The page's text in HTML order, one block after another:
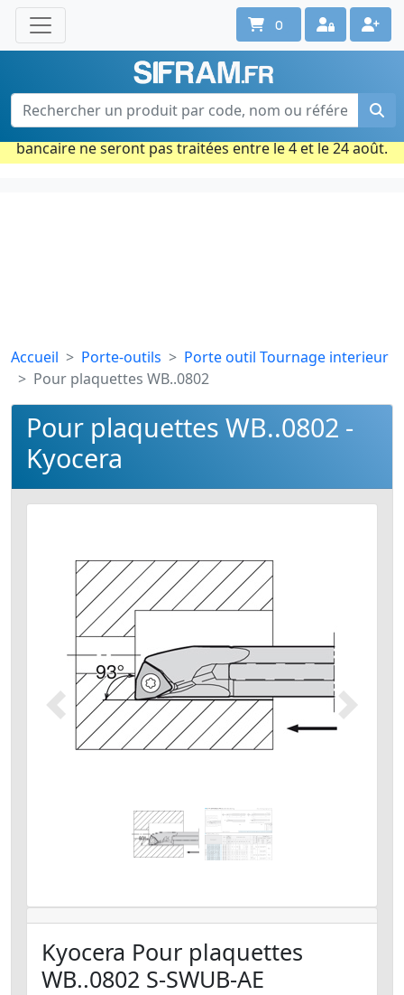
Une question ? Un conseil ?
Contactez-nous au 02 40 92 17 71
Ouvert du lun. au vend. de 08h à 18h
Période estivale : Les commandes prises par carte
bancaire ne seront pas traitées entre le 4 et le 24 août.
0
Accueil Porte-outils
Porte outil Tournage interieur
Pour plaquettes WB..0802
Pour plaquettes WB..0802 -
Kyocera
Précédent Suivant
Kyocera Pour plaquettes
WB..0802 S-SWUB-AE